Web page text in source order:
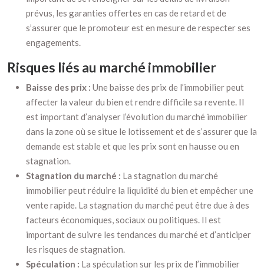
prévus, les garanties offertes en cas de retard et de
s’assurer que le promoteur est en mesure de respecter ses
engagements.
Risques liés au marché immobilier
Baisse des prix : Une baisse des prix de l’immobilier peut
affecter la valeur du bien et rendre difficile sa revente. Il
est important d’analyser l’évolution du marché immobilier
dans la zone où se situe le lotissement et de s’assurer que la
demande est stable et que les prix sont en hausse ou en
stagnation.
Stagnation du marché : La stagnation du marché
immobilier peut réduire la liquidité du bien et empêcher une
vente rapide. La stagnation du marché peut être due à des
facteurs économiques, sociaux ou politiques. Il est
important de suivre les tendances du marché et d’anticiper
les risques de stagnation.
Spéculation : La spéculation sur les prix de l’immobilier